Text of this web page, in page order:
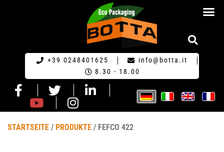
+39 0248401625
info@botta.it
8.30 - 18.00
STARTSEITE / PRODUKTE / FEFCO 422